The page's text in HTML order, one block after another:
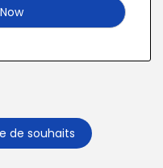
de souhaits